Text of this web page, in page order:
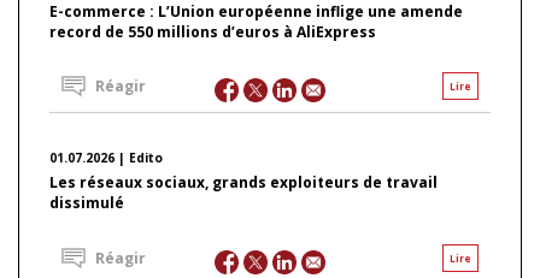
E-commerce : L’Union européenne inflige une amende
record de 550 millions d’euros à AliExpress
Lire
Réagir
01.07.2026 | Edito
Les réseaux sociaux, grands exploiteurs de travail
dissimulé
Lire
Réagir